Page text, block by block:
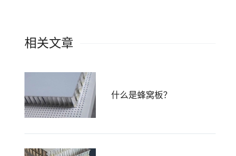
相关文章
什么是蜂窝板？